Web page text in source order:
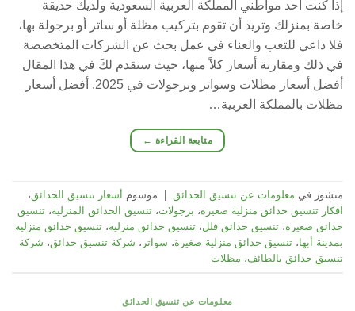
إذا كنت أحد مواطني المملكة العربية السعودية ولديك حديقة
خاصة بمنزلك وتريد أن تقوم بتركيب مظلة أو ساتر أو برجولة بها،
فلا داعي للتعب والعناء في عمل بحث عن الشركات المتخصصة
في ذلك ومقارنة أسعار كلاً منها، حيث سنقدم لكَ في هذا المقال
أفضل أسعار مظلات وسواتر وبرجولات في 2025. أفضل أسعار
مظلات بالمملكة العربية…
متابعة القراءة ←
منشور في معلومات عن تنسيق الحدائق موسوم أسعار تنسيق الحدائق،
افكار تنسيق حدائق منزلية صغيرة، برجولات، تنسيق الحدائق المنزلية، تنسيق
حدائق صغيره، تنسيق حدائق فلل، تنسيق حدائق منزلية، تنسيق حدائق منزلية
بمدينة أبها، تنسيق حدائق منزلية صغيرة، سواتر ، شركة تنسيق حدائق، شركة
تنسيق حدائق بالطائف، مظلات
معلومات عن تنسيق الحدائق